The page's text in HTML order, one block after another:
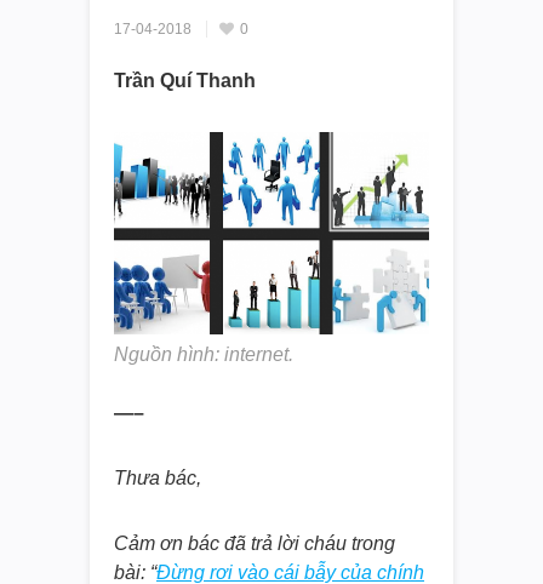
17-04-2018 0
Trần Quí Thanh
Nguồn hình: internet.
—–
Thưa bác,
Cảm ơn bác đã trả lời cháu trong
bài: “Đừng rơi vào cái bẫy của chính